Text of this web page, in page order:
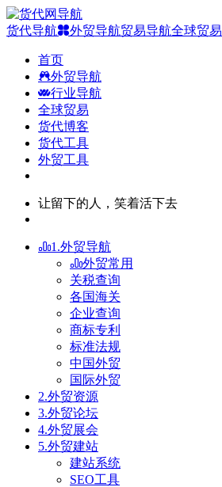
货代导航 外贸导航贸易导航全球贸易
首页
外贸导航
行业导航
全球贸易
货代博客
货代工具
外贸工具
让留下的人，笑着活下去
1.外贸导航
外贸常用
关税查询
各国海关
企业查询
商标专利
标准法规
中国外贸
国际外贸
2.外贸资源
3.外贸论坛
4.外贸展会
5.外贸建站
建站系统
SEO工具